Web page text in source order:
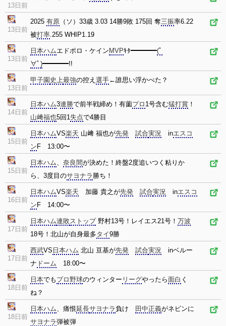
13日前
13日前
2025 有原 （ソ）33歳 3.03 14勝9敗 175回 奪三振率6.22
被打率.255 WHIP1.19
13日前
日本ハムエドポロ・ケイン MVPｷﾀ━━━━(ﾟ
∀ﾟ)━━━━!!
13日前
甲子園 史上最強の控え 選手←誰思い浮かべた？
14日前
日本ハム3連勝で前半戦締め！有薗プロ 1号含む猛打賞 ！
山﨑福也5回1失点で4勝目
15日前
日本ハムVS楽天 山﨑 福也が先発 試合実況 inエスコ
ン F 13:00〜
15日前
日本ハム、 奈良間が決めた！終盤2度追いつく粘りか
ら、3度目のサヨナラ 勝ち！
16日前
日本ハムVS楽天 加藤 貴之が先発 試合実況 inエスコ
ン F 14:00〜
17日前
日本ハム連敗ストップ野村13号！レイエス21号！ 万波
18号！北山が自身最多タイ9勝
17日前
西武VS 日本ハム 北山 亘基が先発 試合実況 inベルー
ナ ドーム 18:00〜
18日前
日本でも プロ野球のウィンター リーグやったら面白 く
ね？
18日前
日本ハム、痛恨延長サヨナラ負け 田中正義がネビンに
サヨナラ弾被弾